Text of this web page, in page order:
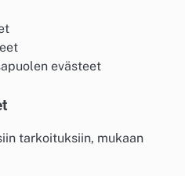
evästeet
tarkoituksiin, mukaan